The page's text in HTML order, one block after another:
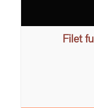
Filet